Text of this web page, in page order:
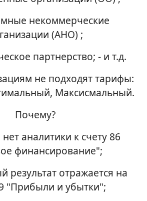
некоммерческие
(АНО) ;
партнерство; - и т.д.
не подходят тарифы:
Максисмальный.
Почему?
аналитики к счету 86
финансирование";
результат отражается на
"Прибыли и убытки";